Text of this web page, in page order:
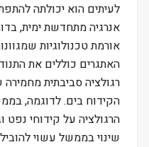
לעיתים הוא יכולתה
אנרגיה מתחדשת ימית,
אורמת טכנולוגיות
האתגרים כוללים את
רגולציה סביבתית
הקידוח בים. לדוגמה,
הרגולציה על קידוחי נפט
שינוי בממשל עשוי